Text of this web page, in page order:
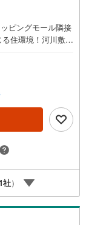
ピングモール隣接
住環境！河川敷は
ギドラッグ 神崎
川新高店」まで
西店」まで徒歩1
■14階！■南東向
スにオートロッ
いフルフラット設
り！■現在は空き
です。■キッズス
いらっしゃるご
時間 10:00～19:0
しております。
社）